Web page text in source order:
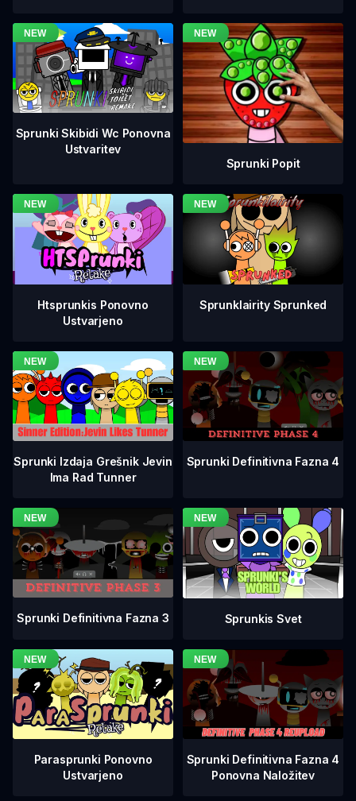
Sprunki Skibidi Wc Ponovna
Ustvaritev
Sprunki Popit
Htsprunkis Ponovno
Ustvarjeno
Sprunklairity Sprunked
Sprunki Izdaja Grešnik Jevin
Ima Rad Tunner
Sprunki Definitivna Fazna 4
Sprunki Definitivna Fazna 3 Sprunkis Svet
Parasprunki Ponovno
Ustvarjeno
Sprunki Definitivna Fazna 4
Ponovna Naložitev